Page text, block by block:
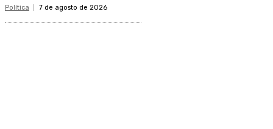
Política 7 de agosto de 2026